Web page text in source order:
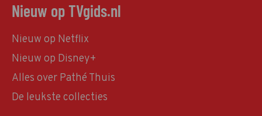
Nieuw op TVgids.nl
Nieuw op Netflix
Nieuw op Disney+
Alles over Pathé Thuis
De leukste collecties